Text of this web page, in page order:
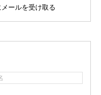
ールを受け取る